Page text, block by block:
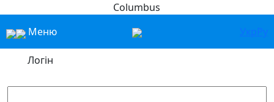
Columbus
Меню
УкрРу
Логін